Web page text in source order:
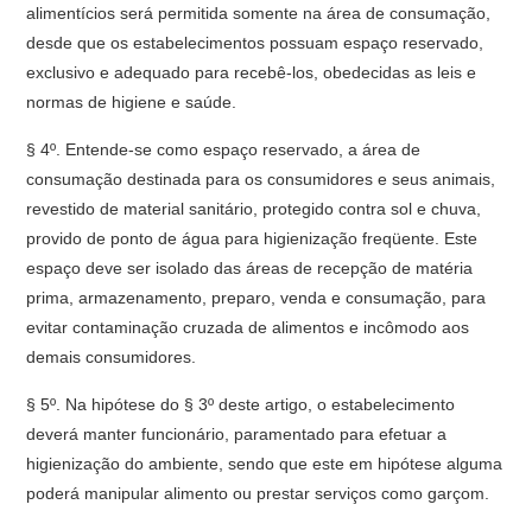
alimentícios será permitida somente na área de consumação,
desde que os estabelecimentos possuam espaço reservado,
exclusivo e adequado para recebê-los, obedecidas as leis e
normas de higiene e saúde.
§ 4º. Entende-se como espaço reservado, a área de
consumação destinada para os consumidores e seus animais,
revestido de material sanitário, protegido contra sol e chuva,
provido de ponto de água para higienização freqüente. Este
espaço deve ser isolado das áreas de recepção de matéria
prima, armazenamento, preparo, venda e consumação, para
evitar contaminação cruzada de alimentos e incômodo aos
demais consumidores.
§ 5º. Na hipótese do § 3º deste artigo, o estabelecimento
deverá manter funcionário, paramentado para efetuar a
higienização do ambiente, sendo que este em hipótese alguma
poderá manipular alimento ou prestar serviços como garçom.